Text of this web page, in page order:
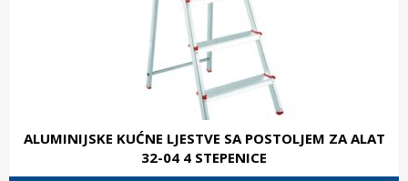
ALUMINIJSKE KUĆNE LJESTVE SA POSTOLJEM ZA ALAT
32-04 4 STEPENICE